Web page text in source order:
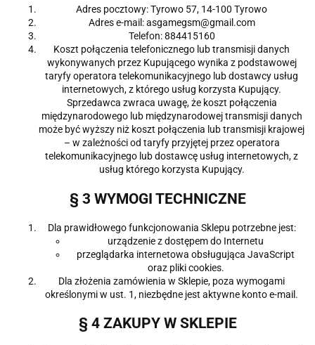
Adres pocztowy: Tyrowo 57, 14-100 Tyrowo
Adres e-mail: asgamegsm@gmail.com
Telefon: 884415160
Koszt połączenia telefonicznego lub transmisji danych
wykonywanych przez Kupującego wynika z podstawowej
taryfy operatora telekomunikacyjnego lub dostawcy usług
internetowych, z którego usług korzysta Kupujący.
Sprzedawca zwraca uwagę, że koszt połączenia
międzynarodowego lub międzynarodowej transmisji danych
może być wyższy niż koszt połączenia lub transmisji krajowej
– w zależności od taryfy przyjętej przez operatora
telekomunikacyjnego lub dostawcę usług internetowych, z
usług którego korzysta Kupujący.
§ 3 WYMOGI TECHNICZNE
Dla prawidłowego funkcjonowania Sklepu potrzebne jest:
urządzenie z dostępem do Internetu
przeglądarka internetowa obsługująca JavaScript
oraz pliki cookies.
Dla złożenia zamówienia w Sklepie, poza wymogami
określonymi w ust. 1, niezbędne jest aktywne konto e-mail.
§ 4 ZAKUPY W SKLEPIE